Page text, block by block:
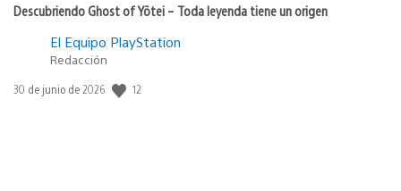
Descubriendo Ghost of Yōtei – Toda leyenda tiene un origen
El Equipo PlayStation
Redacción
Fecha
30 de junio de 2026 12